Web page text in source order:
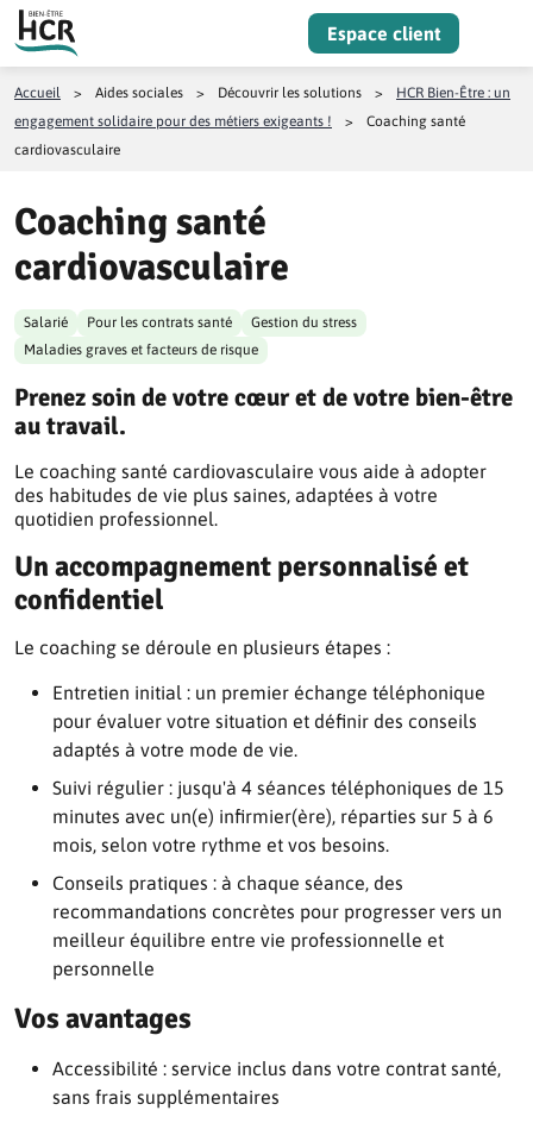
Aller au contenu
Espace client
Accueil > Aides sociales > Découvrir les solutions >
HCR Bien-Être : un
engagement solidaire pour des métiers exigeants !
>
Coaching santé
cardiovasculaire
Coaching santé
cardiovasculaire
Salarié Pour les contrats santé
Gestion du stress
Maladies graves et facteurs de risque
Prenez soin de votre cœur et de votre bien-être
au travail.
Le coaching santé cardiovasculaire vous aide à adopter
des habitudes de vie plus saines, adaptées à votre
quotidien professionnel.
Un accompagnement personnalisé et
confidentiel
Le coaching se déroule en plusieurs étapes :
Entretien initial : un premier échange téléphonique
pour évaluer votre situation et définir des conseils
adaptés à votre mode de vie.
Suivi régulier : jusqu'à 4 séances téléphoniques de 15
minutes avec un(e) infirmier(ère), réparties sur 5 à 6
mois, selon votre rythme et vos besoins.
Conseils pratiques : à chaque séance, des
recommandations concrètes pour progresser vers un
meilleur équilibre entre vie professionnelle et
personnelle
Vos avantages
Accessibilité : service inclus dans votre contrat santé,
sans frais supplémentaires